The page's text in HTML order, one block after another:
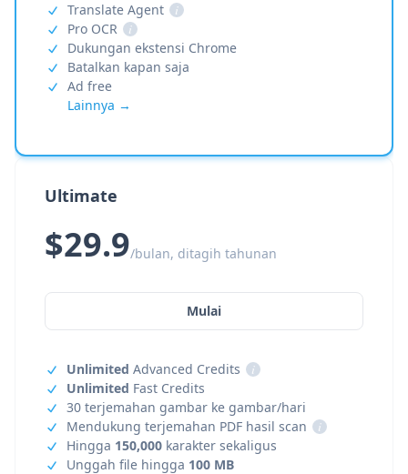
Translate Agent
i
Pro OCR
i
Dukungan ekstensi Chrome
Batalkan kapan saja
Ad free
Lainnya →
Ultimate
$29.9/bulan, ditagih tahunan
Mulai
Unlimited Advanced Credits
i
Unlimited Fast Credits
30 terjemahan gambar ke gambar/hari
Mendukung terjemahan PDF hasil scan
i
Hingga 150,000 karakter sekaligus
Unggah file hingga 100 MB